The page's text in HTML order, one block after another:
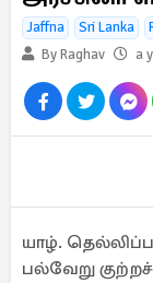
Jaffna Sri Lanka
By Raghav
a
யாழ்.
பல்வேறு